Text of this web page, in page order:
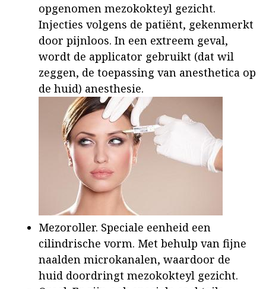
opgenomen mezokokteyl gezicht.
Injecties volgens de patiënt, gekenmerkt
door pijnloos. In een extreem geval,
wordt de applicator gebruikt (dat wil
zeggen, de toepassing van anesthetica op
de huid) anesthesie.
Mezoroller. Speciale eenheid een
cilindrische vorm. Met behulp van fijne
naalden microkanalen, waardoor de
huid doordringt mezokokteyl gezicht.